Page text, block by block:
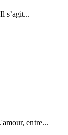
s’agit...
entre...